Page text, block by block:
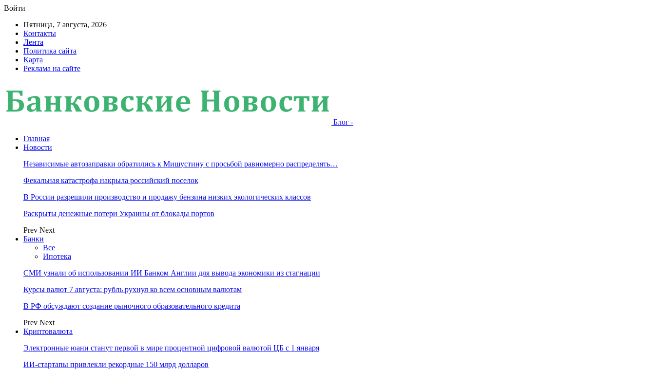
Войти
Пятница, 7 августа, 2026
Контакты
Лента
Политика сайта
Карта
Реклама на сайте
Блог -
Главная
Новости
Независимые автозаправки обратились к Мишустину с просьбой равномерно распределять…
Фекальная катастрофа накрыла российский поселок
В России разрешили производство и продажу бензина низких экологических классов
Раскрыты денежные потери Украины от блокады портов
Prev Next
Банки
Все
Ипотека
СМИ узнали об использовании ИИ Банком Англии для вывода экономики из стагнации
Курсы валют 7 августа: рубль рухнул ко всем основным валютам
В РФ обсуждают создание рыночного образовательного кредита
Prev Next
Криптовалюта
Электронные юани станут первой в мире процентной цифровой валютой ЦБ с 1 января
ИИ-стартапы привлекли рекордные 150 млрд долларов